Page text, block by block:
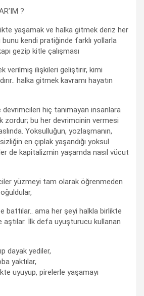
?
yaşamak ve halka gitmek deriz her
kendi pratiğinde farklı yollarla
gezip kitle çalışması
verilmiş ilişkileri geliştirir, kimi
halka gitmek kavramı hayatın
hiç tanımayan insanlara
zordur; bu her devrimcinin vermesi
Yoksulluğun, yozlaşmanın,
en çıplak yaşandığı yoksul
de kapitalizmin yaşamda nasıl vücut
yüzmeyi tam olarak öğrenmeden
battılar.. ama her şeyi halkla birlikte
aştılar. İlk defa uyuşturucu kullanan
dayak yediler,
yaktılar,
uyuyup, pirelerle yaşamayı